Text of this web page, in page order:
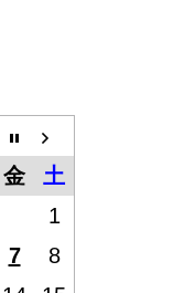
金
土
1
7
8